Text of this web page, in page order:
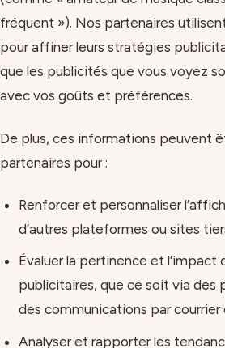
fréquent »). Nos partenaires
pour affiner leurs stratégies
que les publicités que vous voyez
avec vos goûts et préférences.
De plus, ces informations peuvent
partenaires pour :
Renforcer et personnaliser
d’autres plateformes ou sites
Évaluer la pertinence et l’impact
publicitaires, que ce soit via des
des communications par courrier
Analyser et rapporter les